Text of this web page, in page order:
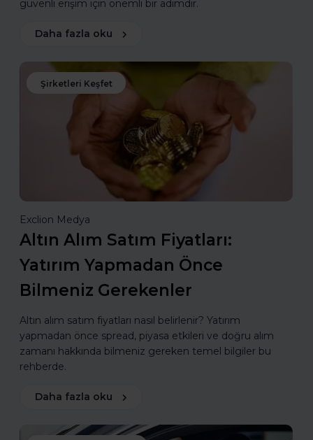
güvenli erişim için önemli bir adımdır.
Daha fazla oku
Şirketleri Keşfet
Exclion Medya
Altın Alım Satım Fiyatları:
Yatırım Yapmadan Önce
Bilmeniz Gerekenler
Altın alım satım fiyatları nasıl belirlenir? Yatırım
yapmadan önce spread, piyasa etkileri ve doğru alım
zamanı hakkında bilmeniz gereken temel bilgiler bu
rehberde.
Daha fazla oku